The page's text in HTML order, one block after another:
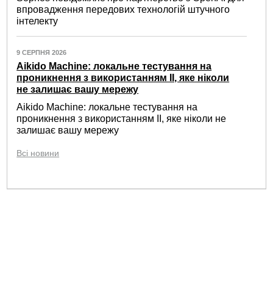
впровадження передових технологій штучного
інтелекту
9 СЕРПНЯ 2026
Aikido Machine: локальне тестування на
проникнення з використанням ІІ, яке ніколи
не залишає вашу мережу
Aikido Machine: локальне тестування на
проникнення з використанням ІІ, яке ніколи не
залишає вашу мережу
Всі новини